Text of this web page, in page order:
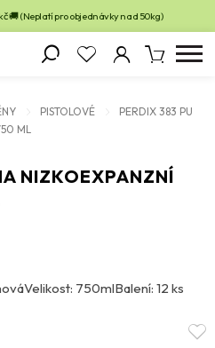
🚚 (Neplatí pro objednávky nad 50kg)
PISTOLOVÉ
PERDIX 383 PU
ML
NIZKOEXPANZNÍ
Velikost: 750mlBalení: 12 ks